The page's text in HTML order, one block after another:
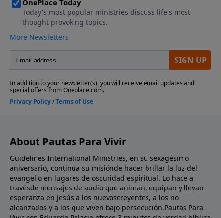
About Pautas Para Vivir
Guidelines International Ministries, en su sexagésimo
aniversario, continúa su misiónde hacer brillar la luz del
evangelio en lugares de oscuridad espiritual. Lo hace a
travésde mensajes de audio que animan, equipan y llevan
esperanza en Jesús a los nuevoscreyentes, a los no
alcanzados y a los que viven bajo persecución.Pautas Para